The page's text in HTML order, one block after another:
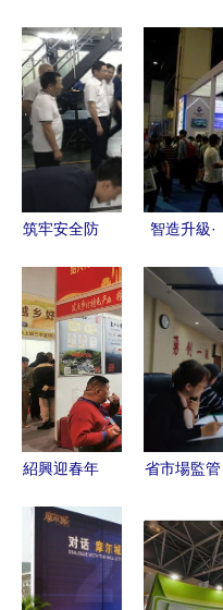
筑牢安全防
會出版——
姜協軍、鄒
繼紅赴印廠
一線檢查指
導工作
智造升級·
第14屆鄭州
工博會開
幕，高端設
備云集激發
產業新動能
紹興迎春年
品展銷大會
開幕，平水
日鑄等您來
省市場監管
電線電纜等
9種產品質
量安全風險